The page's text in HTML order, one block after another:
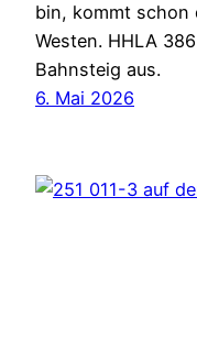
bin, kommt schon
Westen. HHLA
Bahnsteig aus.
6. Mai 2026